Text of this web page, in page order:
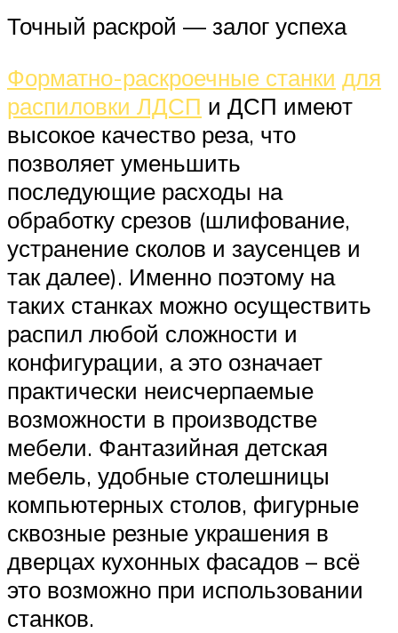
Точный раскрой — залог успеха
Форматно-раскроечные станки для
распиловки ЛДСП и ДСП имеют
высокое качество реза, что
позволяет уменьшить
последующие расходы на
обработку срезов (шлифование,
устранение сколов и заусенцев и
так далее). Именно поэтому на
таких станках можно осуществить
распил любой сложности и
конфигурации, а это означает
практически неисчерпаемые
возможности в производстве
мебели. Фантазийная детская
мебель, удобные столешницы
компьютерных столов, фигурные
сквозные резные украшения в
дверцах кухонных фасадов – всё
это возможно при использовании
станков.